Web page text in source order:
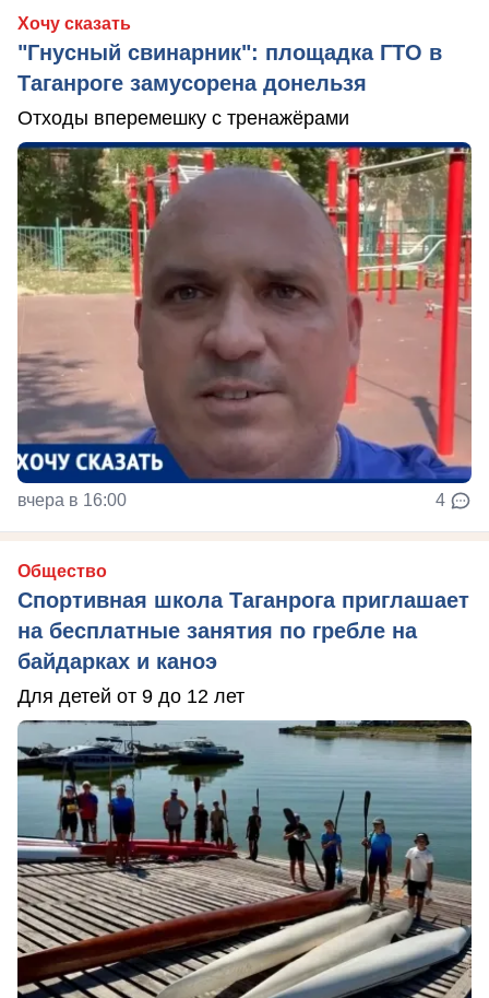
Хочу сказать
"Гнусный свинарник": площадка ГТО в
Таганроге замусорена донельзя
Отходы вперемешку с тренажёрами
вчера в 16:00 4
Общество
Спортивная школа Таганрога приглашает
на бесплатные занятия по гребле на
байдарках и каноэ
Для детей от 9 до 12 лет